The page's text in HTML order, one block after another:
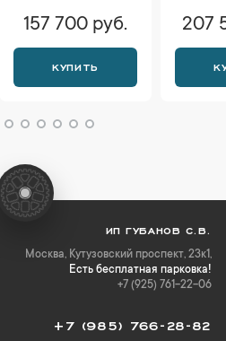
157 700 руб.
КУПИТЬ
207
ИП ГУБАНОВ С.В.
Москва, Кутузовский проспект, 23к1,
Есть бесплатная парковка!
+7 (925) 761-22-06
+7 (985) 766-28-82